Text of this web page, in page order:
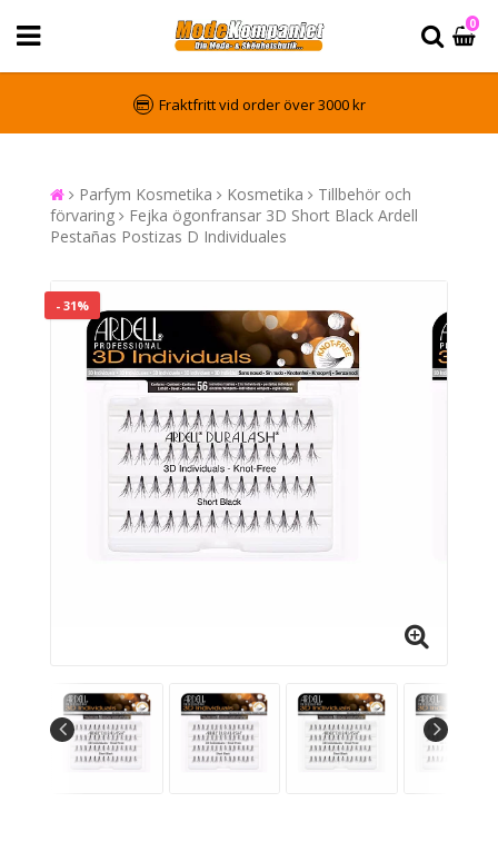
0
Fraktfritt vid order över 3000 kr
Parfym Kosmetika Kosmetika
Tillbehör och
förvaring
Fejka ögonfransar 3D Short Black Ardell
Pestañas Postizas D Individuales
- 31%